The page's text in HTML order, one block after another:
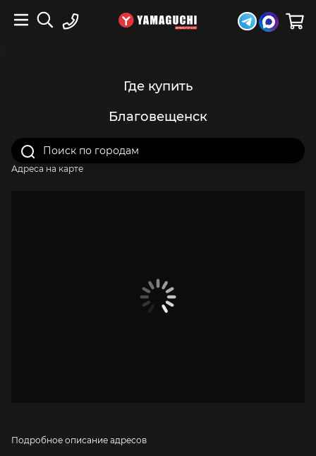
Где купить
Благовещенск
Адреса на карте
Подробное описание адресов